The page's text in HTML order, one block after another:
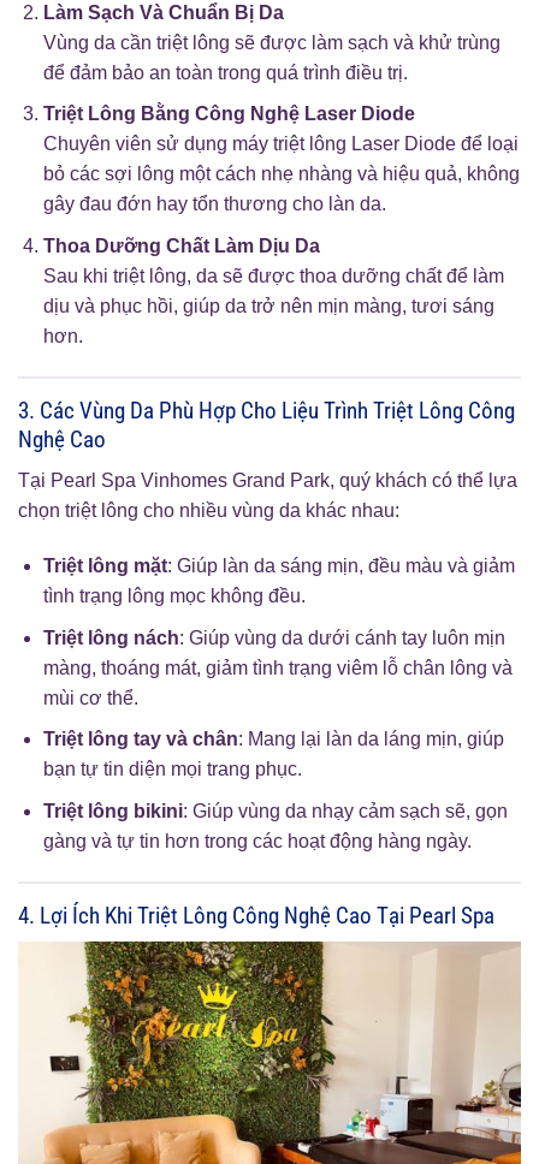
Làm Sạch Và Chuẩn Bị Da
Vùng da cần triệt lông sẽ được làm sạch và khử trùng
để đảm bảo an toàn trong quá trình điều trị.
Triệt Lông Bằng Công Nghệ Laser Diode
Chuyên viên sử dụng máy triệt lông Laser Diode để loại
bỏ các sợi lông một cách nhẹ nhàng và hiệu quả, không
gây đau đớn hay tổn thương cho làn da.
Thoa Dưỡng Chất Làm Dịu Da
Sau khi triệt lông, da sẽ được thoa dưỡng chất để làm
dịu và phục hồi, giúp da trở nên mịn màng, tươi sáng
hơn.
3. Các Vùng Da Phù Hợp Cho Liệu Trình Triệt Lông Công
Nghệ Cao
Tại Pearl Spa Vinhomes Grand Park, quý khách có thể lựa
chọn triệt lông cho nhiều vùng da khác nhau:
Triệt lông mặt: Giúp làn da sáng mịn, đều màu và giảm
tình trạng lông mọc không đều.
Triệt lông nách: Giúp vùng da dưới cánh tay luôn mịn
màng, thoáng mát, giảm tình trạng viêm lỗ chân lông và
mùi cơ thể.
Triệt lông tay và chân: Mang lại làn da láng mịn, giúp
bạn tự tin diện mọi trang phục.
Triệt lông bikini: Giúp vùng da nhạy cảm sạch sẽ, gọn
gàng và tự tin hơn trong các hoạt động hàng ngày.
4. Lợi Ích Khi Triệt Lông Công Nghệ Cao Tại Pearl Spa